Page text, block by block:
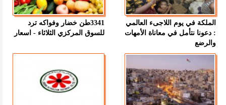
الملكة في يوم اللاجىء العالمي
: دعونا نتأمل في معاناة الأمهات
والرضع
3341طن خضار وفواكه ترد
للسوق المركزي الثلاثاء - اسعار